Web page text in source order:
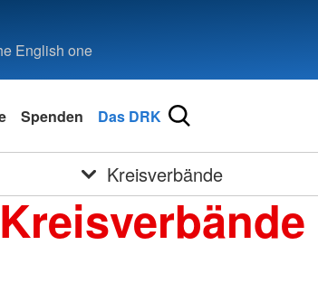
English one
Spenden Das DRK
Kreisverbände
Kreisverbände